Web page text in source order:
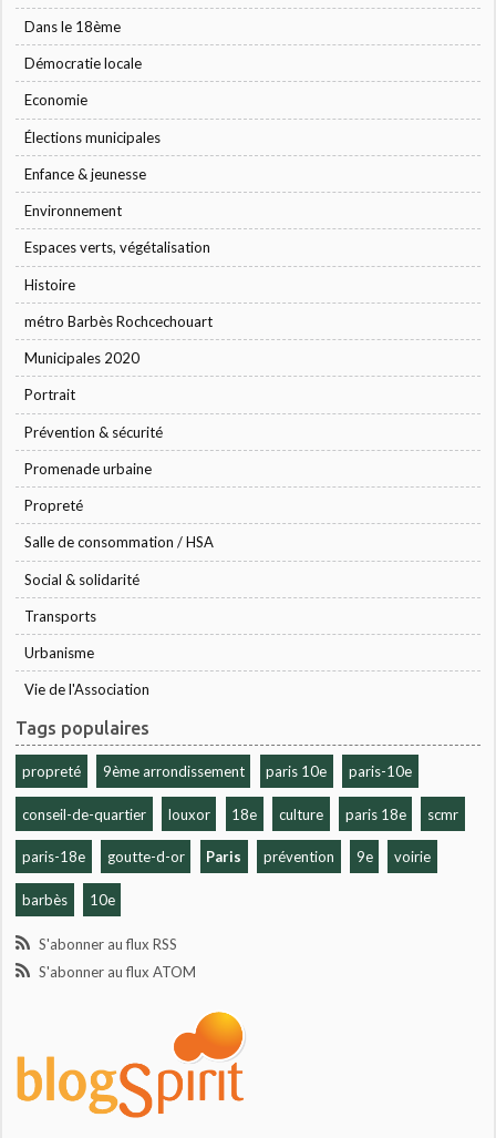
Dans le 18ème
Démocratie locale
Economie
Élections municipales
Enfance & jeunesse
Environnement
Espaces verts, végétalisation
Histoire
métro Barbès Rochcechouart
Municipales 2020
Portrait
Prévention & sécurité
Promenade urbaine
Propreté
Salle de consommation / HSA
Social & solidarité
Transports
Urbanisme
Vie de l'Association
Tags populaires
propreté 9ème arrondissement paris 10e paris-10e
conseil-de-quartier louxor 18e culture paris 18e scmr
paris-18e goutte-d-or Paris prévention 9e voirie
barbès 10e
S'abonner au flux RSS
S'abonner au flux ATOM